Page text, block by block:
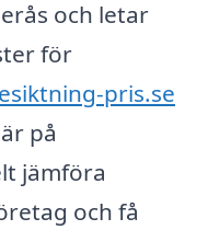
och letar
för
pris.se
på
jämföra
och få